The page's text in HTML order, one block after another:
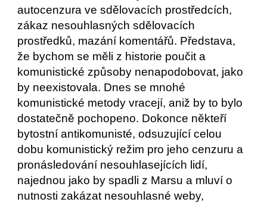
autocenzura ve sdělovacích prostředcích,
zákaz nesouhlasných sdělovacích
prostředků, mazání komentářů. Představa,
že bychom se měli z historie poučit a
komunistické způsoby nenapodobovat, jako
by neexistovala. Dnes se mnohé
komunistické metody vracejí, aniž by to bylo
dostatečně pochopeno. Dokonce někteří
bytostní antikomunisté, odsuzující celou
dobu komunistický režim pro jeho cenzuru a
pronásledování nesouhlasejících lidí,
najednou jako by spadli z Marsu a mluví o
nutnosti zakázat nesouhlasné weby,